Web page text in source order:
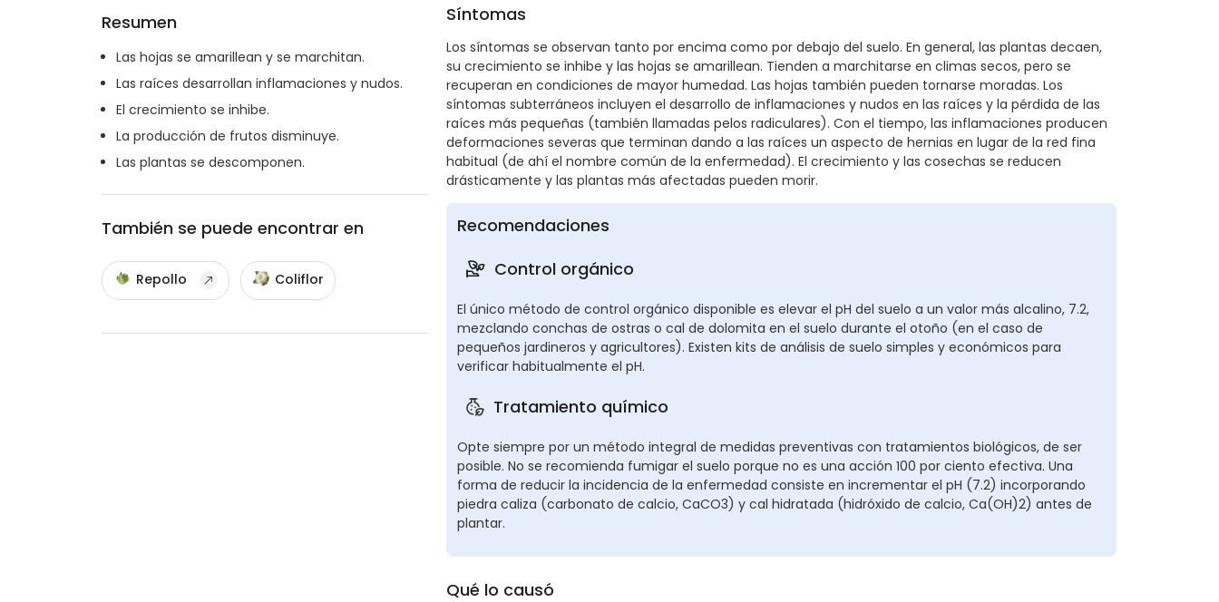
Resumen
Las hojas se amarillean y se marchitan.
Las raíces desarrollan inflamaciones y nudos.
El crecimiento se inhibe.
La producción de frutos disminuye.
Las plantas se descomponen.
También se puede encontrar en
Repollo Coliflor
Síntomas
Los síntomas se observan tanto por encima como por debajo del suelo. En general, las plantas decaen,
su crecimiento se inhibe y las hojas se amarillean. Tienden a marchitarse en climas secos, pero se
recuperan en condiciones de mayor humedad. Las hojas también pueden tornarse moradas. Los
síntomas subterráneos incluyen el desarrollo de inflamaciones y nudos en las raíces y la pérdida de las
raíces más pequeñas (también llamadas pelos radiculares). Con el tiempo, las inflamaciones producen
deformaciones severas que terminan dando a las raíces un aspecto de hernias en lugar de la red fina
habitual (de ahí el nombre común de la enfermedad). El crecimiento y las cosechas se reducen
drásticamente y las plantas más afectadas pueden morir.
Recomendaciones
Control orgánico
El único método de control orgánico disponible es elevar el pH del suelo a un valor más alcalino, 7.2,
mezclando conchas de ostras o cal de dolomita en el suelo durante el otoño (en el caso de
pequeños jardineros y agricultores). Existen kits de análisis de suelo simples y económicos para
verificar habitualmente el pH.
Tratamiento químico
Opte siempre por un método integral de medidas preventivas con tratamientos biológicos, de ser
posible. No se recomienda fumigar el suelo porque no es una acción 100 por ciento efectiva. Una
forma de reducir la incidencia de la enfermedad consiste en incrementar el pH (7.2) incorporando
piedra caliza (carbonato de calcio, CaCO3) y cal hidratada (hidróxido de calcio, Ca(OH)2) antes de
plantar.
Qué lo causó